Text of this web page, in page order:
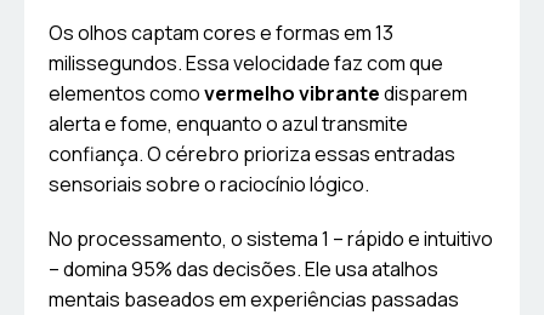
Os olhos captam cores e formas em 13
milissegundos. Essa velocidade faz com que
elementos comovermelho vibrantedisparem
alerta e fome, enquanto o azul transmite
confiança. O cérebro prioriza essas entradas
sensoriais sobre o raciocínio lógico.
No processamento, o sistema 1 – rápido e intuitivo
– domina 95% das decisões. Ele usa atalhos
mentais baseados em experiências passadas